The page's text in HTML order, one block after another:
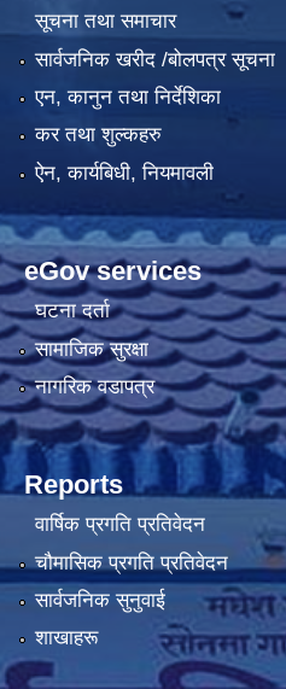
सूचना तथा समाचार
सार्वजनिक खरीद /बोलपत्र सूचना
एन, कानुन तथा निर्देशिका
कर तथा शुल्कहरु
ऐन, कार्यबिधी, नियमावली
eGov services
घटना दर्ता
सामाजिक सुरक्षा
नागरिक वडापत्र
Reports
वार्षिक प्रगति प्रतिवेदन
चौमासिक प्रगति प्रतिवेदन
सार्वजनिक सुनुवाई
शाखाहरू